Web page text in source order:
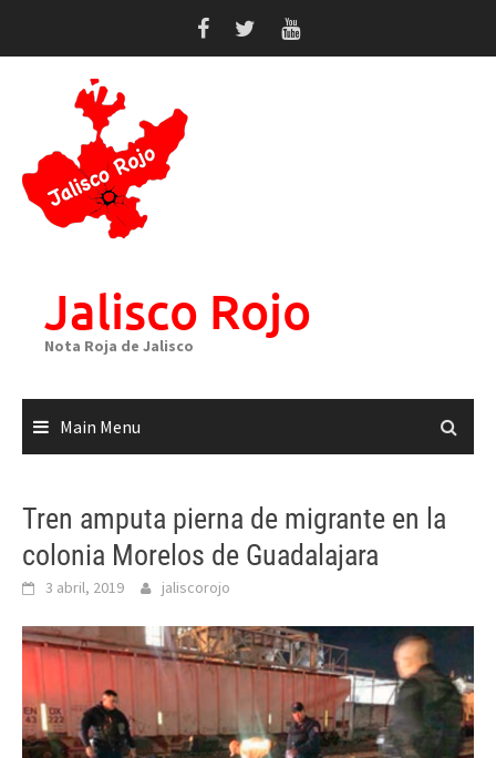
Jalisco Rojo
Nota Roja de Jalisco
Main Menu
Tren amputa pierna de migrante en la
colonia Morelos de Guadalajara
3 abril, 2019 jaliscorojo